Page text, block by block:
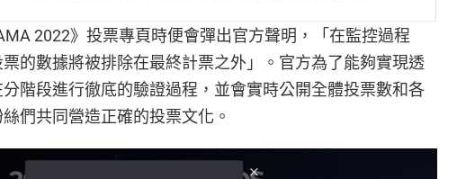
2022》投票專頁時便會彈出官方聲明，「在監控過程
的數據將被排除在最終計票之外」。官方為了能夠實現透
階段進行徹底的驗證過程，並會實時公開全體投票數和各
們共同營造正確的投票文化。